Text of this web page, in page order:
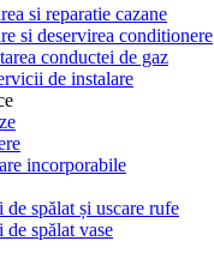
si reparatie cazane
si deservirea conditionere
conductei de gaz
de instalare
incorporabile
de spălat și uscare rufe
de spălat vase